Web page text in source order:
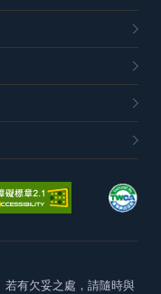
若有欠妥之處，請隨時與